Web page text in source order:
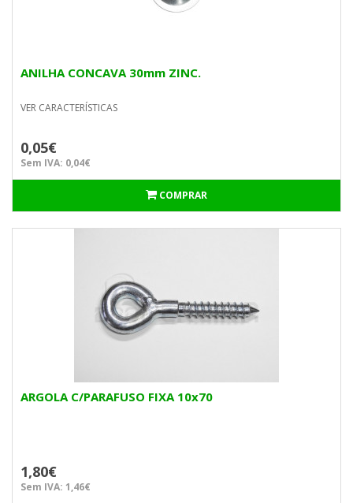
ANILHA CONCAVA 30mm ZINC.
VER CARACTERÍSTICAS
0,05€
Sem IVA: 0,04€
COMPRAR
ARGOLA C/PARAFUSO FIXA 10x70
1,80€
Sem IVA: 1,46€